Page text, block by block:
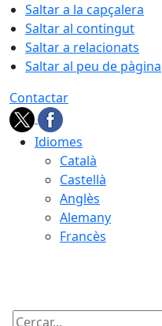
Saltar a la capçalera
Saltar al contingut
Saltar a relacionats
Saltar al peu de pàgina
Contactar
Idiomes
Català
Castellà
Anglès
Alemany
Francès